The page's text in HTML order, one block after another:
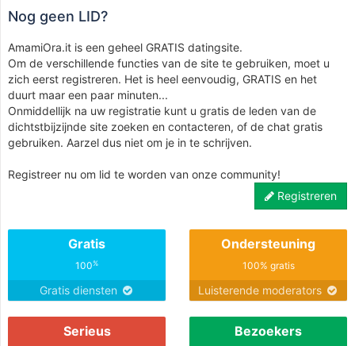
Nog geen LID?
AmamiOra.it is een geheel GRATIS datingsite.
Om de verschillende functies van de site te gebruiken, moet u
zich eerst registreren. Het is heel eenvoudig, GRATIS en het
duurt maar een paar minuten...
Onmiddellijk na uw registratie kunt u gratis de leden van de
dichtstbijzijnde site zoeken en contacteren, of de chat gratis
gebruiken. Aarzel dus niet om je in te schrijven.
Registreer nu om lid te worden van onze community!
Registreren
Gratis
100%
Gratis diensten
Ondersteuning
100% gratis
Luisterende moderators
Serieus Bezoekers